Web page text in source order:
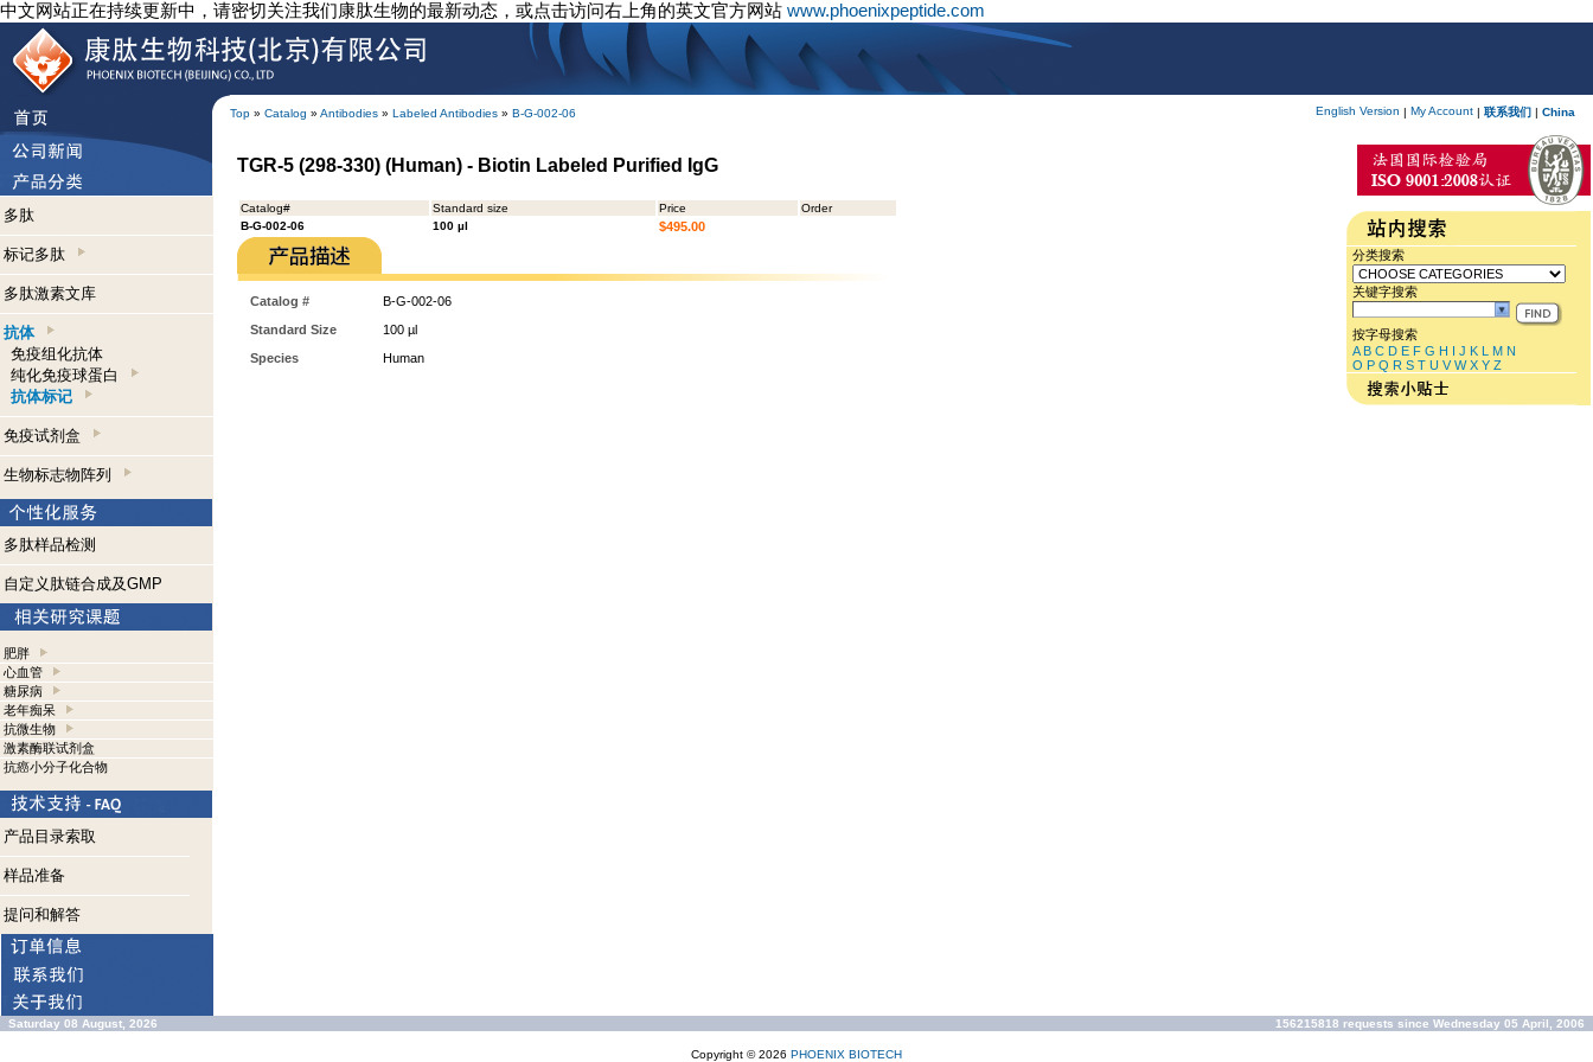
中文网站正在持续更新中，请密切关注我们康肽生物的最新动态，或点击访问右上角的英文官方网站 www.phoenixpeptide.com
Top » Catalog » Antibodies » Labeled Antibodies » B-G-002-06 English Version | My Account | 联系我们 | China
多肽
标记多肽
多肽激素文库
抗体
免疫组化抗体
纯化免疫球蛋白
抗体标记
免疫试剂盒
生物标志物阵列
多肽样品检测
自定义肽链合成及GMP
肥胖
心血管
糖尿病
老年痴呆
抗微生物
激素酶联试剂盒
抗癌小分子化合物
产品目录索取
样品准备
提问和解答
TGR-5 (298-330) (Human) - Biotin Labeled Purified IgG
Catalog# Standard size Price
Order
B-G-002-06
100 µl $495.00
Catalog #
B-G-002-06
Standard Size
100 µl
Species
Human
分类搜索
关键字搜索
按字母搜索
A B C D E F G H I J K L M N
O P Q R S T U V W X Y Z
Saturday 08 August, 2026 156215818 requests since Wednesday 05 April, 2006
Copyright © 2026 PHOENIX BIOTECH